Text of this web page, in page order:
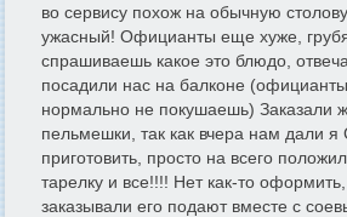
во сервису похож на обычную
ужасный! Официанты еще хуже,
спрашиваешь какое это блюдо,
посадили нас на балконе (официанты
нормально не покушаешь) Заказали
пельмешки, так как вчера нам дали
приготовить, просто на всего
тарелку и все!!!! Нет как-то
заказывали его подают вместе с